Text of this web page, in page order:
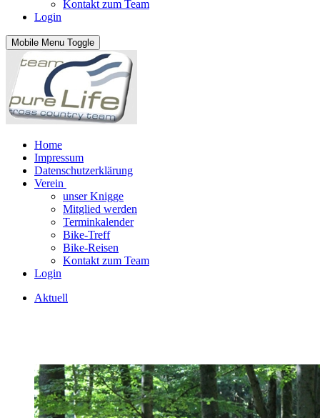
Kontakt zum Team
Login
Mobile Menu Toggle
Home
Impressum
Datenschutzerklärung
Verein
unser Knigge
Mitglied werden
Terminkalender
Bike-Treff
Bike-Reisen
Kontakt zum Team
Login
Aktuell